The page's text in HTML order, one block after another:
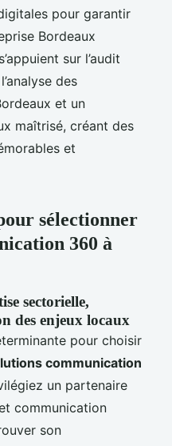
pour garantir
Bordeaux
sur l’audit
des
et un
maîtrisé, créant des
et
sélectionner
360 à
sectorielle,
des enjeux locaux
pour choisir
communication
un partenaire
communication
son